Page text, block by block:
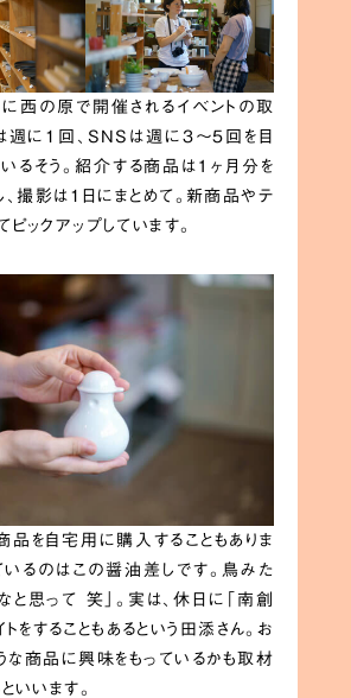
に西の原で開催されるイベントの取
週に1回、SNSは週に3〜5回を目
るそう。紹介する商品は１ヶ月分を
、撮影は1日にまとめて。新商品やテ
ックアップしています。
品を自宅用に購入することもありま
いるのはこの醤油差しです。鳥みた
と思って 笑」。実は、休日に「南創
をすることもあるという田添さん。お
な商品に興味をもっているかも取材
いいます。